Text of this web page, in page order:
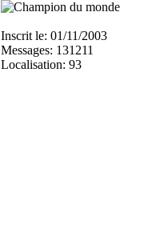
Inscrit le: 01/11/2003
Messages: 131211
Localisation: 93